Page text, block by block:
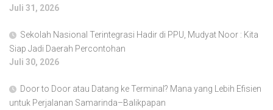
Juli 31, 2026
Sekolah Nasional Terintegrasi Hadir di PPU, Mudyat Noor : Kita
Siap Jadi Daerah Percontohan
Juli 30, 2026
Door to Door atau Datang ke Terminal? Mana yang Lebih Efisien
untuk Perjalanan Samarinda–Balikpapan